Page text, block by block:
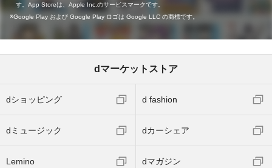
す。App Storeは、Apple Inc.のサービスマークです。
Google Play および Google Play ロゴは Google LLC の商標です。
dマーケットストア
dショッピング d fashion
dミュージック dカーシェア
Lemino dマガジン